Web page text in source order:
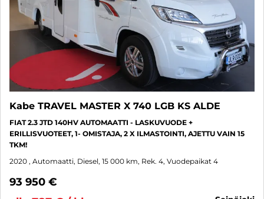
Kabe TRAVEL MASTER X 740 LGB KS ALDE
FIAT 2.3 JTD 140HV AUTOMAATTI - LASKUVUODE +
ERILLISVUOTEET, 1- OMISTAJA, 2 X ILMASTOINTI, AJETTU VAIN 15
TKM!
2020 , Automaatti, Diesel, 15 000 km, Rek. 4, Vuodepaikat 4
93 950 €